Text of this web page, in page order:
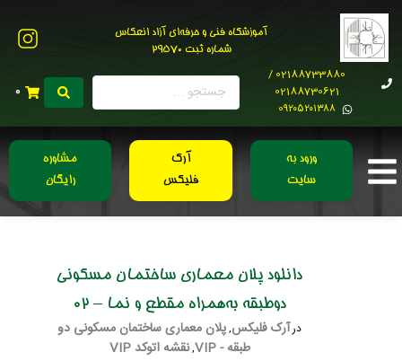
آموزشگاه فنی و حرفه‌ای آزاد انعکاس
شماره ثبت 29570
02188733880 /
02188730621
0۹۲۰۵۲۰۱۳۸۸
0
ورود به
سایت
آرک
فلیکس
مشاوره
رایگان
دانلود پلان معماری ساختمان مسکونی
دوطبقه به‌همراه مقطع و نما – 02
درآرک فلیکس,پلان معماری ساختمان مسکونی دو
طبقه - VIP
,نقشه اتوکد VIP